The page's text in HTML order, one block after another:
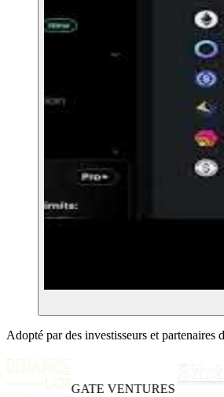
Adopté par des investisseurs et partenaires
GATE VENTURES